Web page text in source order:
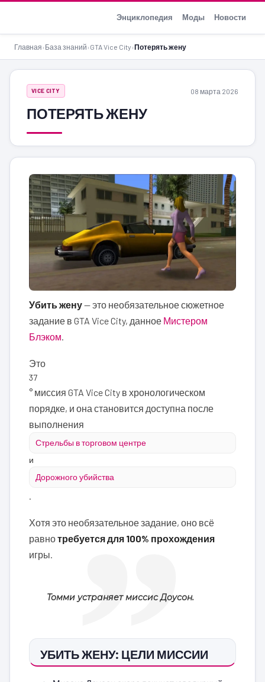
Энциклопедия Моды Новости
Главная›База знаний›GTA Vice City›Потерять жену
VICE CITY 08 марта 2026
ПОТЕРЯТЬ ЖЕНУ
Убить жену— это необязательное сюжетное
задание в GTA Vice City, данное Мистером
Блэком.
Это
37
° миссия GTA Vice City в хронологическом
порядке, и она становится доступна после
выполнения
Стрельбы в торговом центре
и
Дорожного убийства
.
Хотя это необязательное задание, оно всё
равнотребуется для 100% прохождения
игры.
Томми устраняет миссис Доусон.
УБИТЬ ЖЕНУ: ЦЕЛИ МИССИИ